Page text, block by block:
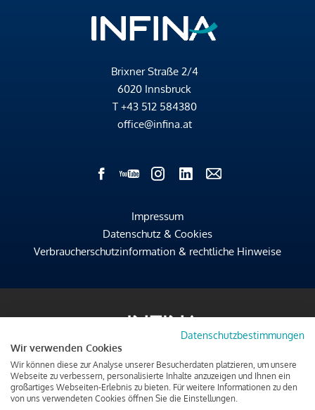
Brixner Straße 2/4
6020 Innsbruck
T +43 512 584380
office@infina.at
Impressum
Datenschutz & Cookies
Verbraucherschutzinformation & rechtliche Hinweise
Datenschutzbestimmungen
Wir verwenden Cookies
Wir können diese zur Analyse unserer Besucherdaten platzieren, um unsere
Webseite zu verbessern, personalisierte Inhalte anzuzeigen und Ihnen ein
großartiges Webseiten-Erlebnis zu bieten. Für weitere Informationen zu den
von uns verwendeten Cookies öffnen Sie die Einstellungen.